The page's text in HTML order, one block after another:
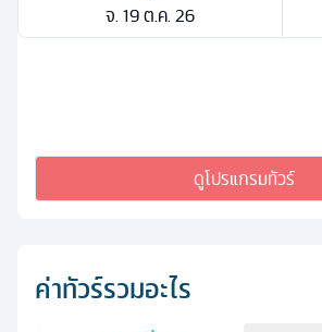
จ. 19 ต.ค. 26
ดูโปรแกรมทัวร์
ค่าทัวร์รวมอะไร